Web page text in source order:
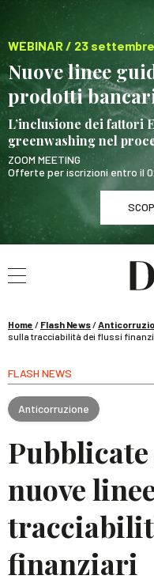
WEBINAR / 23 settembre
Nuove linee
prodotti
L’inclusione dei fattori
greenwashing nel
ZOOM MEETING
Offerte per iscrizioni entro il
WEBINAR
Nuove linee guida
SCOPRI I
Home / Flash News/
sulla tracciabilità dei flussi
FLASH NEWS
Anticorruzione
Pubblicate
nuove
finanziari